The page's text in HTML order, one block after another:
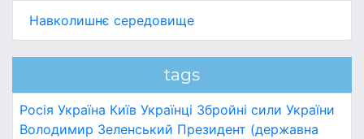
Навколишнє середовище
tags
Росія Україна Київ Українці Збройні сили України
Володимир Зеленський Президент (державна